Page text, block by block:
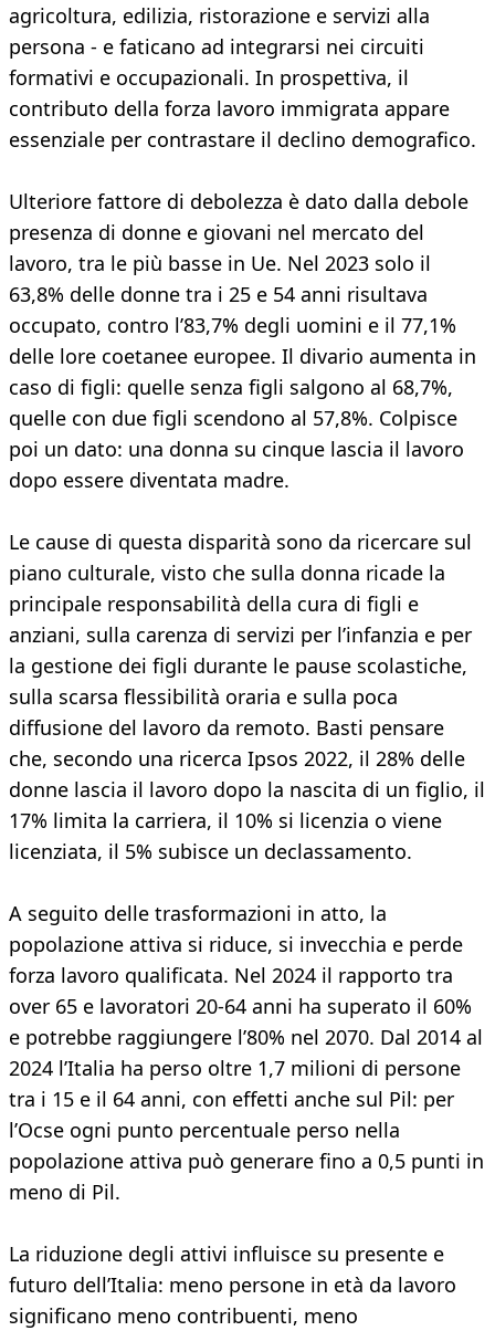
agricoltura, edilizia, ristorazione e servizi alla
persona - e faticano ad integrarsi nei circuiti
formativi e occupazionali. In prospettiva, il
contributo della forza lavoro immigrata appare
essenziale per contrastare il declino demografico.
Ulteriore fattore di debolezza è dato dalla debole
presenza di donne e giovani nel mercato del
lavoro, tra le più basse in Ue. Nel 2023 solo il
63,8% delle donne tra i 25 e 54 anni risultava
occupato, contro l’83,7% degli uomini e il 77,1%
delle lore coetanee europee. Il divario aumenta in
caso di figli: quelle senza figli salgono al 68,7%,
quelle con due figli scendono al 57,8%. Colpisce
poi un dato: una donna su cinque lascia il lavoro
dopo essere diventata madre.
Le cause di questa disparità sono da ricercare sul
piano culturale, visto che sulla donna ricade la
principale responsabilità della cura di figli e
anziani, sulla carenza di servizi per l’infanzia e per
la gestione dei figli durante le pause scolastiche,
sulla scarsa flessibilità oraria e sulla poca
diffusione del lavoro da remoto. Basti pensare
che, secondo una ricerca Ipsos 2022, il 28% delle
donne lascia il lavoro dopo la nascita di un figlio, il
17% limita la carriera, il 10% si licenzia o viene
licenziata, il 5% subisce un declassamento.
A seguito delle trasformazioni in atto, la
popolazione attiva si riduce, si invecchia e perde
forza lavoro qualificata. Nel 2024 il rapporto tra
over 65 e lavoratori 20-64 anni ha superato il 60%
e potrebbe raggiungere l’80% nel 2070. Dal 2014 al
2024 l’Italia ha perso oltre 1,7 milioni di persone
tra i 15 e il 64 anni, con effetti anche sul Pil: per
l’Ocse ogni punto percentuale perso nella
popolazione attiva può generare fino a 0,5 punti in
meno di Pil.
La riduzione degli attivi influisce su presente e
futuro dell’Italia: meno persone in età da lavoro
significano meno contribuenti, meno